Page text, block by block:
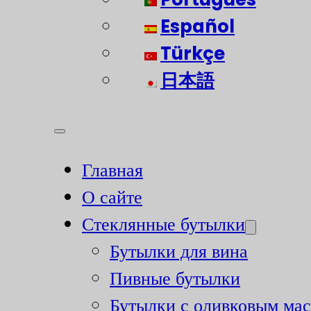
Español
Türkçe
日本語
Главная
О сайте
Стеклянные бутылки
Бутылки для вина
Пивные бутылки
Бутылки с оливковым